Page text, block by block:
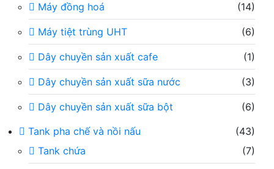
Máy đồng hoá (14)
Máy tiệt trùng UHT (6)
Dây chuyền sản xuất cafe (1)
Dây chuyền sản xuất sữa nước (3)
Dây chuyền sản xuất sữa bột
(6)
Tank pha chế và nồi nấu
(43)
Tank chứa
(7)